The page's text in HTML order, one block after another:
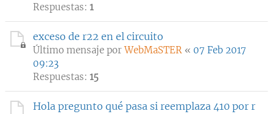
Respuestas: 1
exceso de r22 en el circuito
Último mensaje porWebMaSTER « 07 Feb 2017
09:23
Respuestas: 15
Hola pregunto qué pasa si reemplaza 410 por r